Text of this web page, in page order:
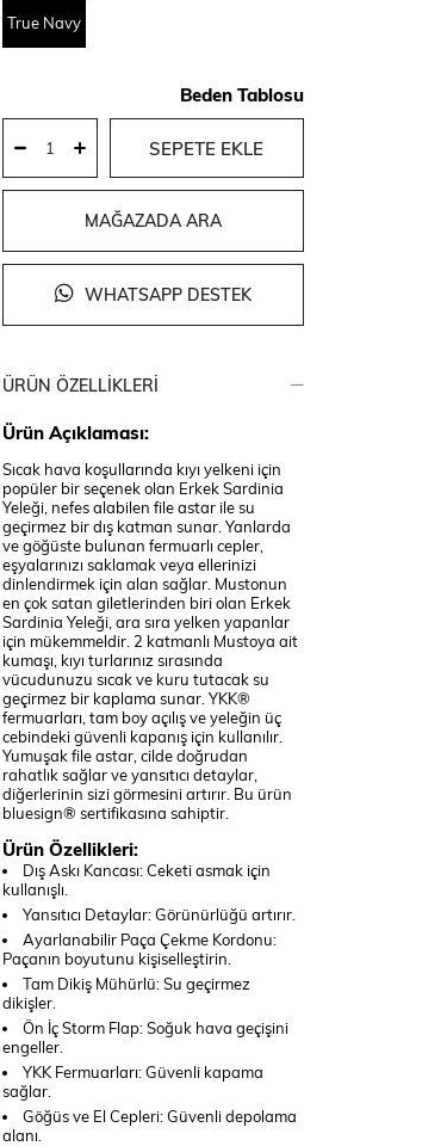
True Navy
Beden Tablosu
MAĞAZADA ARA
WHATSAPP DESTEK
ÜRÜN ÖZELLIKLERI
Ürün Açıklaması:
Sıcak hava koşullarında kıyı yelkeni için
popüler bir seçenek olan Erkek Sardinia
Yeleği, nefes alabilen file astar ile su
geçirmez bir dış katman sunar. Yanlarda
ve göğüste bulunan fermuarlı cepler,
eşyalarınızı saklamak veya ellerinizi
dinlendirmek için alan sağlar. Mustonun
en çok satan giletlerinden biri olan Erkek
Sardinia Yeleği, ara sıra yelken yapanlar
için mükemmeldir. 2 katmanlı Mustoya ait
kumaşı, kıyı turlarınız sırasında
vücudunuzu sıcak ve kuru tutacak su
geçirmez bir kaplama sunar. YKK®
fermuarları, tam boy açılış ve yeleğin üç
cebindeki güvenli kapanış için kullanılır.
Yumuşak file astar, cilde doğrudan
rahatlık sağlar ve yansıtıcı detaylar,
diğerlerinin sizi görmesini artırır. Bu ürün
bluesign® sertifikasına sahiptir.
Ürün Özellikleri:
Dış Askı Kancası: Ceketi asmak için
kullanışlı.
Yansıtıcı Detaylar: Görünürlüğü artırır.
Ayarlanabilir Paça Çekme Kordonu:
Paçanın boyutunu kişiselleştirin.
Tam Dikiş Mühürlü: Su geçirmez
dikişler.
Ön İç Storm Flap: Soğuk hava geçişini
engeller.
YKK Fermuarları: Güvenli kapama
sağlar.
Göğüs ve El Cepleri: Güvenli depolama
alanı.